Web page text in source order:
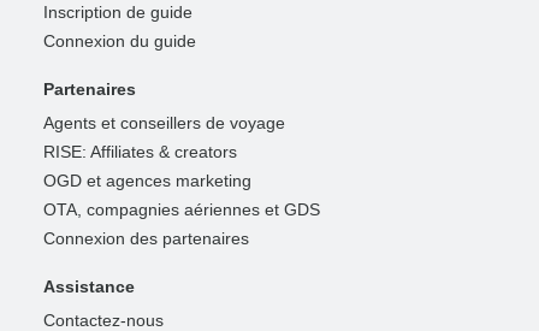
Inscription de guide
Connexion du guide
Partenaires
Agents et conseillers de voyage
RISE: Affiliates & creators
OGD et agences marketing
OTA, compagnies aériennes et GDS
Connexion des partenaires
Assistance
Contactez-nous